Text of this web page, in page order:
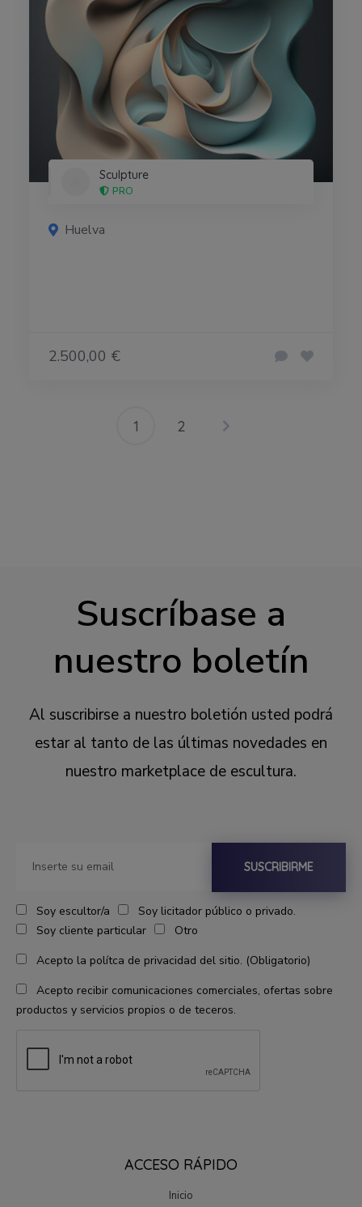
Sculpture
PRO
Huelva
2.500,00 €
1 2
Suscríbase a
nuestro boletín
Al suscribirse a nuestro boletión usted podrá
estar al tanto de las últimas novedades en
nuestro marketplace de escultura.
Soy escultor/a
Soy licitador público o privado.
Soy cliente particular
Otro
Acepto la polítca de privacidad del sitio. (Obligatorio)
Acepto recibir comunicaciones comerciales, ofertas sobre
productos y servicios propios o de teceros.
SUSCRIBIRME
ACCESO RÁPIDO
Inicio